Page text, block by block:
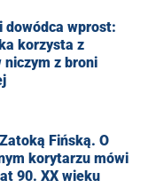
dowódca wprost:
korzysta z
z broni
Fińską. O
korytarzu mówi
90. XX wieku